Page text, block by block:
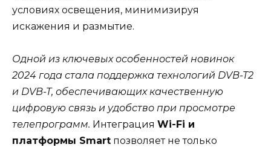
условиях освещения, минимизируя
искажения и размытие.
Одной из ключевых особенностей новинок
2024 года стала поддержка технологий DVB-T2
и DVB-T, обеспечивающих качественную
цифровую связь и удобство при просмотре
телепрограмм. Интеграция Wi-Fi и
платформы Smart позволяет не только